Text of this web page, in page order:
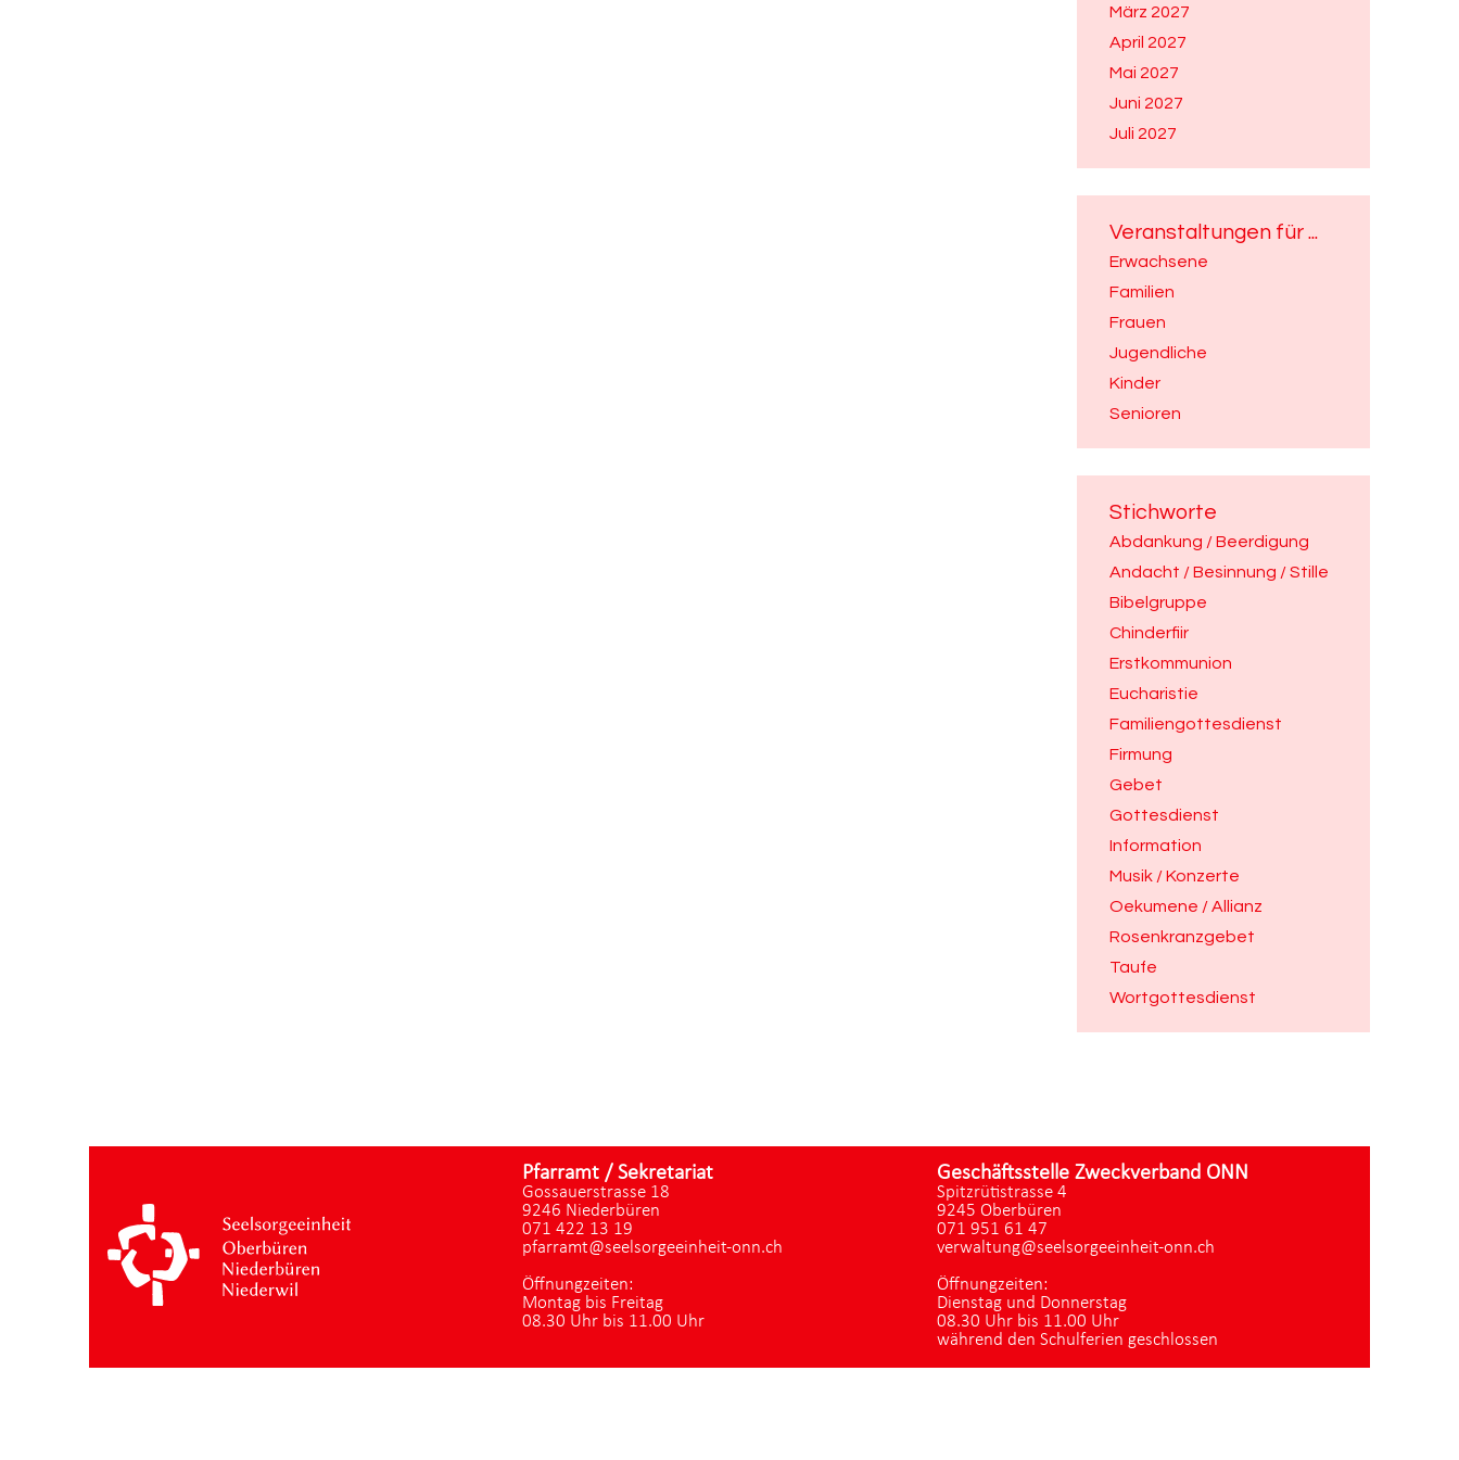
März 2027
April 2027
Mai 2027
Juni 2027
Juli 2027
Veranstaltungen für ...
Erwachsene
Familien
Frauen
Jugendliche
Kinder
Senioren
Stichworte
Abdankung / Beerdigung
Andacht / Besinnung / Stille
Bibelgruppe
Chinderfiir
Erstkommunion
Eucharistie
Familiengottesdienst
Firmung
Gebet
Gottesdienst
Information
Musik / Konzerte
Oekumene / Allianz
Rosenkranzgebet
Taufe
Wortgottesdienst
Pfarramt / Sekretariat
Gossauerstrasse 18
9246 Niederbüren
071 422 13 19
pfarramt@seelsorgeeinheit-onn.ch
Öffnungzeiten:
Montag bis Freitag
08.30 Uhr bis 11.00 Uhr
Geschäftsstelle Zweckverband ONN
Spitzrütistrasse 4
9245 Oberbüren
071 951 61 47
verwaltung@seelsorgeeinheit-onn.ch
Öffnungzeiten:
Dienstag und Donnerstag
08.30 Uhr bis 11.00 Uhr
während den Schulferien geschlossen